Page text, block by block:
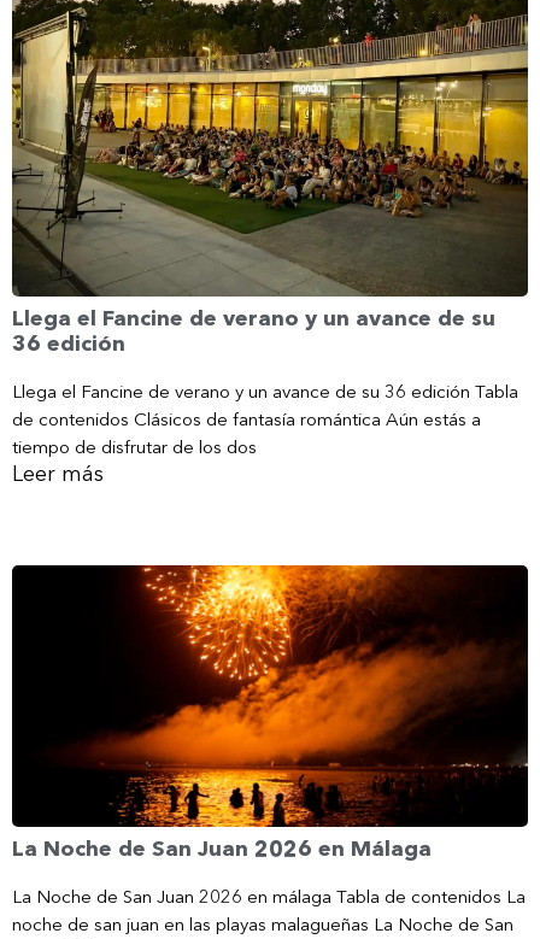
Llega el Fancine de verano y un avance de su
36 edición
Llega el Fancine de verano y un avance de su 36 edición Tabla
de contenidos Clásicos de fantasía romántica Aún estás a
tiempo de disfrutar de los dos
Leer más
La Noche de San Juan 2026 en Málaga
La Noche de San Juan 2026 en málaga Tabla de contenidos La
noche de san juan en las playas malagueñas La Noche de San